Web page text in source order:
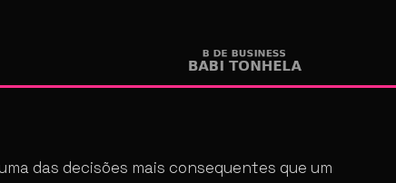
das decisões mais consequentes que um